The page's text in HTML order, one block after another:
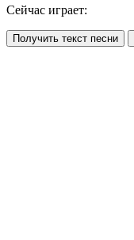
Сейчас играет:
Получить текст песни